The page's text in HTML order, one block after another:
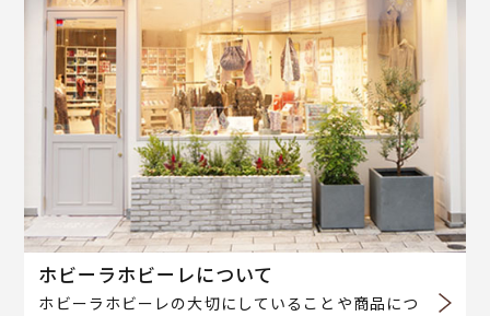
ホビーラホビーレについて
ホビーラホビーレの大切にしていることや商品につ